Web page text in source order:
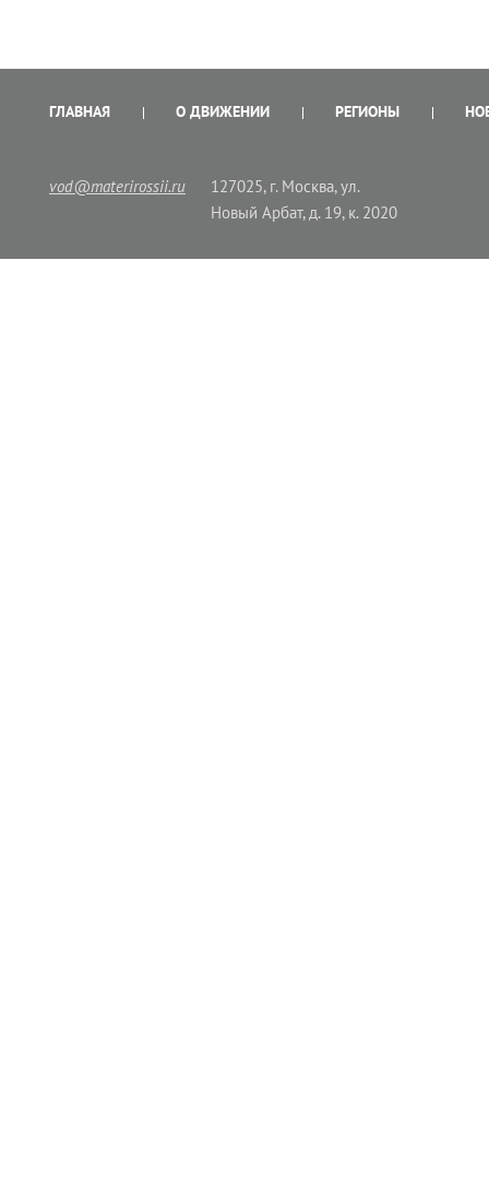
ГЛАВНАЯ О ДВИЖЕНИИ РЕГИОНЫ
vod@materirossii.ru
127025, г. Москва, ул.
Новый Арбат, д. 19, к. 2020